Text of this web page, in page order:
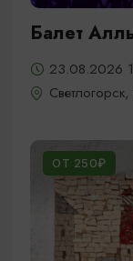
Балет
23.08.2026
ОТ 250₽